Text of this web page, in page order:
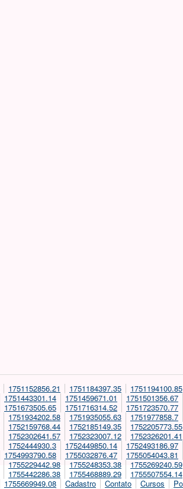
1751152856.21 1751184397.35 1751194100.85
1751443301.14 1751459671.01 1751501356.67
1751673505.65 1751716314.52 1751723570.77
1751934202.58 1751935055.63 1751977858.7
1752159768.44 1752185149.35 1752205773.55
1752302641.57 1752323007.12 1752326201.41
1752444930.3 1752449850.14 1752493186.97
1754993790.58 1755032876.47 1755054043.81
1755229442.98 1755248353.38 1755269240.59
1755442286.38 1755468889.29 1755507554.14
1755669949.08 Cadastro Contato Cursos